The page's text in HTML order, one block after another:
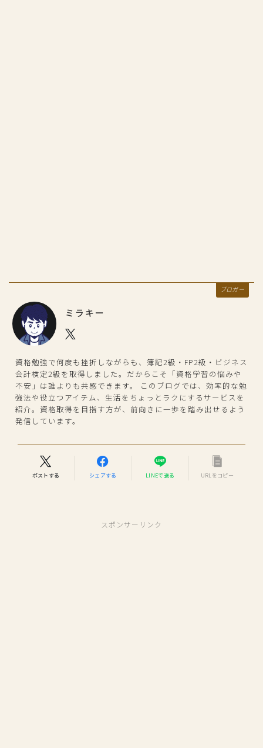
ブロガー
ミラキー
資格勉強で何度も挫折しながらも、簿記2級・FP2級・ビジネス
会計検定2級を取得しました。だからこそ「資格学習の悩みや
不安」は誰よりも共感できます。 このブログでは、効率的な勉
強法や役立つアイテム、生活をちょっとラクにするサービスを
紹介。資格取得を目指す方が、前向きに一歩を踏み出せるよう
発信しています。
ポストする シェアする LINEで送る URLをコピー
スポンサーリンク